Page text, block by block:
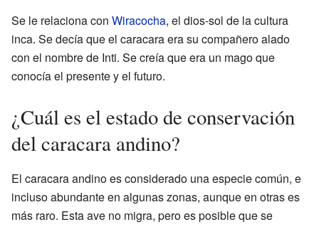
Se le relaciona con Wiracocha, el dios-sol de la cultura
inca. Se decía que el caracara era su compañero alado
con el nombre de Inti. Se creía que era un mago que
conocía el presente y el futuro.
¿Cuál es el estado de conservación
del caracara andino?
El caracara andino es considerado una especie común, e
incluso abundante en algunas zonas, aunque en otras es
más raro. Esta ave no migra, pero es posible que se